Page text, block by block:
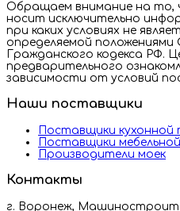
Обращаем внимание на то,
носит исключительно
при каких условиях не
определяемой положениями
Гражданского кодекса РФ.
предварительного
зависимости от условий
Наши поставщики
Поставщики кухонной
Поставщики
Производители моек
Контакты
г. Воронеж,